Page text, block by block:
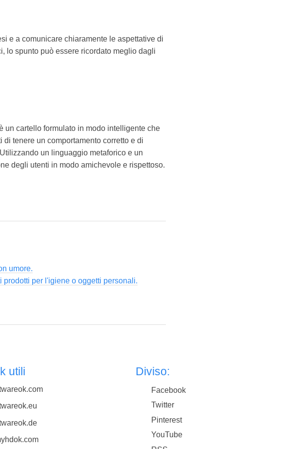
e a comunicare chiaramente le aspettative di
lo spunto può essere ricordato meglio dagli
un cartello formulato in modo intelligente che
tenere un comportamento corretto e di
un linguaggio metaforico e un
degli utenti in modo amichevole e rispettoso.
umore.
per l'igiene o oggetti personali.
utili Diviso:
Facebook
Twitter
Pinterest
YouTube